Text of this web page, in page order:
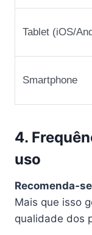
Tablet (iOS/
Smartphone
4.
uso
Mais que isso
qualidade dos